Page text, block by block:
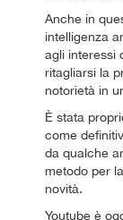
Anche in
intelligenza
agli interessi
ritagliarsi la
notorietà in
È stata
come
da qualche
metodo per
novità.
Youtube è